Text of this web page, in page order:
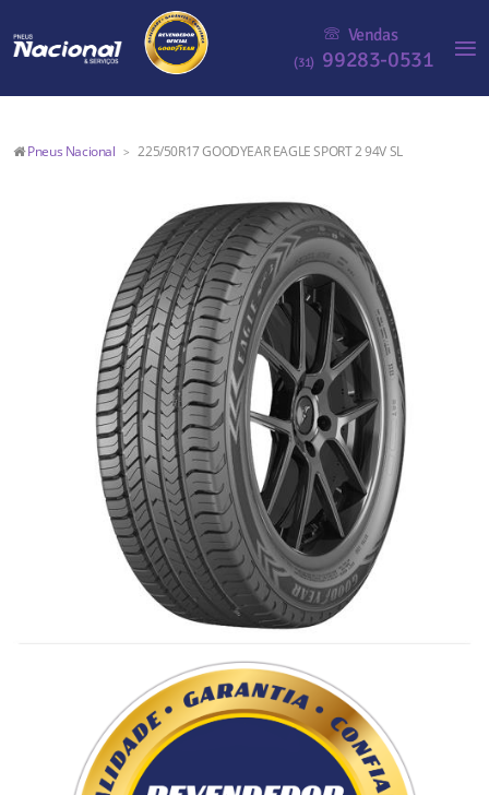
Vendas
(31) 99283-0531
Pneus Nacional > 225/50R17 GOODYEAR EAGLE SPORT 2 94V SL